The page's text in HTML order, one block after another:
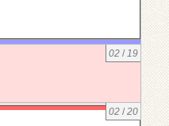
02 /19
02 /20